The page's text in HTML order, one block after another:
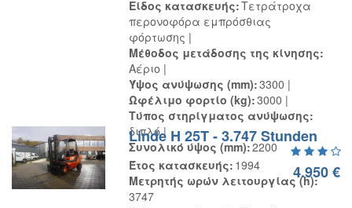
Είδος κατασκευής Τετράτροχα
περονοφόρα εμπρόσθιας
φόρτωσης
Μέθοδος μετάδοσης της κίνησης
Αέριο
Ύψος ανύψωσης (mm) 3300
Ωφέλιμο φορτίο (kg) 3000
Τύπος στηρίγματος ανύψωσης
διπλό
Συνολικό ύψος (mm) 2200
4.950 €
Linde H 25T - 3.747 Stunden
Έτος κατασκευής 1994
Μετρητής ωρών λειτουργίας (h)
3747